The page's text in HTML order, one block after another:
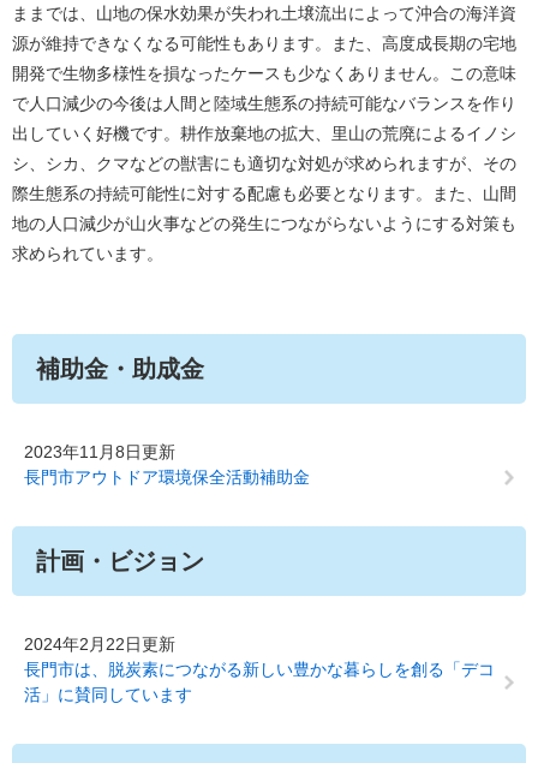
ままでは、山地の保水効果が失われ土壌流出によって沖合の海洋資
源が維持できなくなる可能性もあります。また、高度成長期の宅地
開発で生物多様性を損なったケースも少なくありません。この意味
で人口減少の今後は人間と陸域生態系の持続可能なバランスを作り
出していく好機です。耕作放棄地の拡大、里山の荒廃によるイノシ
シ、シカ、クマなどの獣害にも適切な対処が求められますが、その
際生態系の持続可能性に対する配慮も必要となります。また、山間
地の人口減少が山火事などの発生につながらないようにする対策も
求められています。
補助金・助成金
2023年11月8日更新
長門市アウトドア環境保全活動補助金
計画・ビジョン
2024年2月22日更新
長門市は、脱炭素につながる新しい豊かな暮らしを創る「デコ
活」に賛同しています